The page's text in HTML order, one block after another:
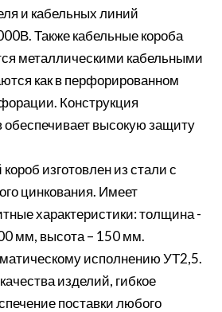
и кабельных линий
Также кабельные короба
металлическими кабельными
как в перфорированном
Конструкция
обеспечивает высокую защиту
изготовлен из стали с
цинкования. Имеет
характеристики: толщина -
мм, высота – 150 мм.
исполнению УТ2,5.
изделий, гибкое
поставки любого